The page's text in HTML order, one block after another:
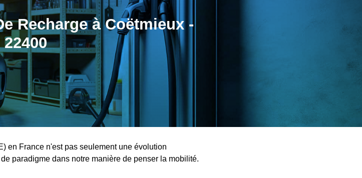
Recharge à Coëtmieux -
22400
en France n'est pas seulement une évolution
paradigme dans notre manière de penser la mobilité.